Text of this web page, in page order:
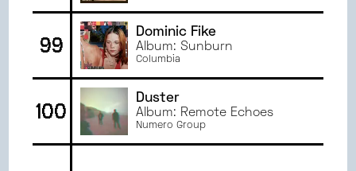
99
Dominic Fike
Album: Sunburn
Columbia
100
Duster
Album: Remote Echoes
Numero Group